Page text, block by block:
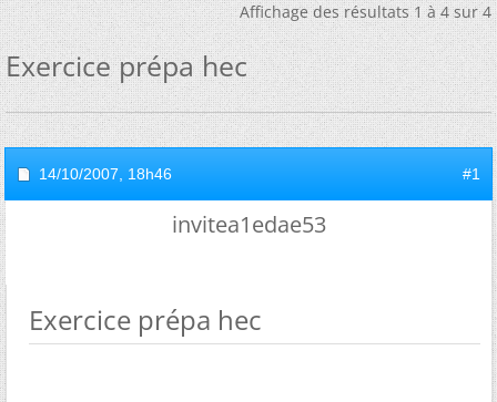
Affichage des résultats 1 à 4 sur 4
Exercice prépa hec
14/10/2007, 18h46 #1
invitea1edae53
Exercice prépa hec